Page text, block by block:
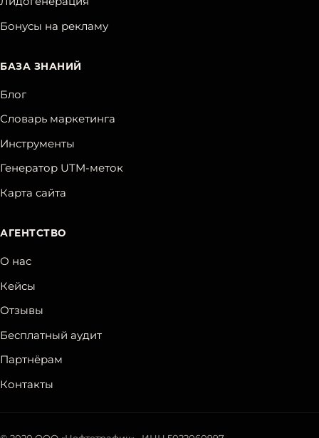
Бонусы на рекламу
БАЗА ЗНАНИЙ
Блог
Словарь маркетинга
Инструменты
Генератор UTM-меток
Карта сайта
АГЕНТСТВО
О нас
Кейсы
Отзывы
Бесплатный аудит
Партнёрам
Контакты